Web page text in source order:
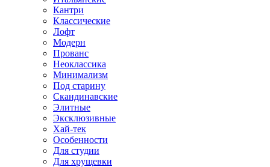
Кантри
Классические
Лофт
Модерн
Прованс
Неоклассика
Минимализм
Под старину
Скандинавские
Элитные
Эксклюзивные
Хай-тек
Особенности
Для студии
Для хрущевки